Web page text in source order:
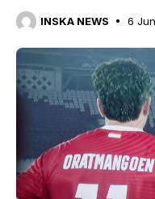
INSKA NEWS 6